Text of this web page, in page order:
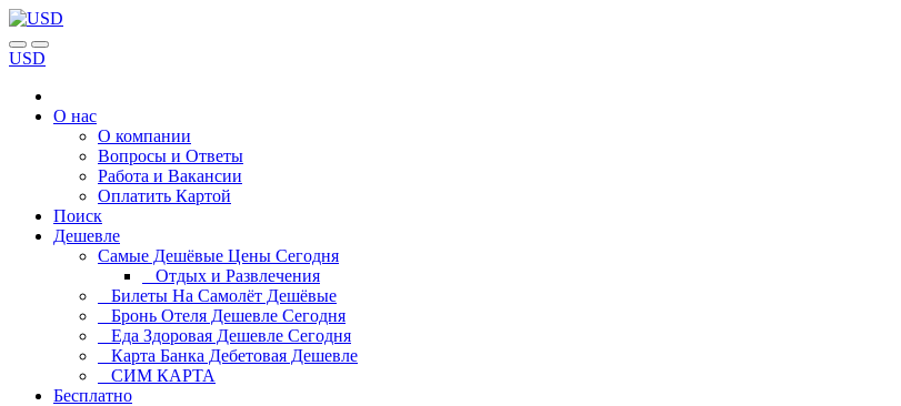
USD
О нас
О компании
Вопросы и Ответы
Работа и Вакансии
Оплатить Картой
Поиск
Дешевле
Самые Дешёвые Цены Сегодня
Отдых и Развлечения
Билеты На Самолёт Дешёвые
Бронь Отеля Дешевле Сегодня
Еда Здоровая Дешевле Сегодня
Карта Банка Дебетовая Дешевле
СИМ КАРТА
Бесплатно